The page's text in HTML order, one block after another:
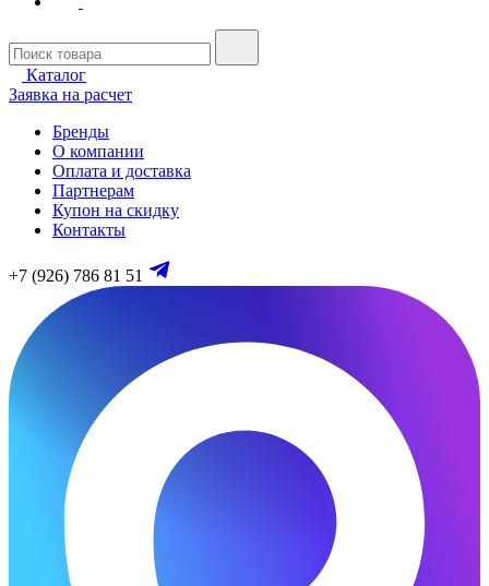
Каталог
Заявка на расчет
Бренды
О компании
Оплата и доставка
Партнерам
Купон на скидку
Контакты
+7 (926) 786 81 51